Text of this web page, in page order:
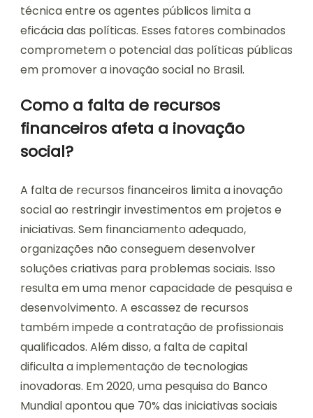
técnica entre os agentes públicos limita a
eficácia das políticas. Esses fatores combinados
comprometem o potencial das políticas públicas
em promover a inovação social no Brasil.
Como a falta de recursos
financeiros afeta a inovação
social?
A falta de recursos financeiros limita a inovação
social ao restringir investimentos em projetos e
iniciativas. Sem financiamento adequado,
organizações não conseguem desenvolver
soluções criativas para problemas sociais. Isso
resulta em uma menor capacidade de pesquisa e
desenvolvimento. A escassez de recursos
também impede a contratação de profissionais
qualificados. Além disso, a falta de capital
dificulta a implementação de tecnologias
inovadoras. Em 2020, uma pesquisa do Banco
Mundial apontou que 70% das iniciativas sociais